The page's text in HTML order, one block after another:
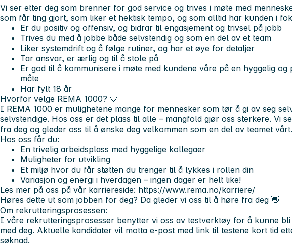
Vi ser etter deg som brenner for god service og trives i møte med
som får ting gjort, som liker et hektisk tempo, og som alltid har kunden i
Er du positiv og offensiv, og bidrar til engasjement og trivsel på jobb
Trives du med å jobbe både selvstendig og som en del av et team
Liker systemdrift og å følge rutiner, og har et øye for detaljer
Tar ansvar, er ærlig og til å stole på
Er god til å kommunisere i møte med kundene våre på en hyggelig
måte
Har fylt 18 år
Hvorfor velge REMA 1000? 💙
I REMA 1000 er mulighetene mange for mennesker som tør å gi av seg
selvstendige. Hos oss er det plass til alle – mangfold gjør oss sterkere. Vi
fra deg og gleder oss til å ønske deg velkommen som en del av teamet vårt.
Hos oss får du:
En trivelig arbeidsplass med hyggelige kollegaer
Muligheter for utvikling
Et miljø hvor du får støtten du trenger til å lykkes i rollen din
Variasjon og energi i hverdagen – ingen dager er helt like!
Les mer på oss på vår karriereside: https://www.rema.no/karriere/
Høres dette ut som jobben for deg? Da gleder vi oss til å høre fra deg 👋
Om rekrutteringsprosessen:
I våre rekrutteringsprosesser benytter vi oss av testverktøy for å kunne
med deg. Aktuelle kandidater vil motta e-post med link til testene kort tid
søknad.